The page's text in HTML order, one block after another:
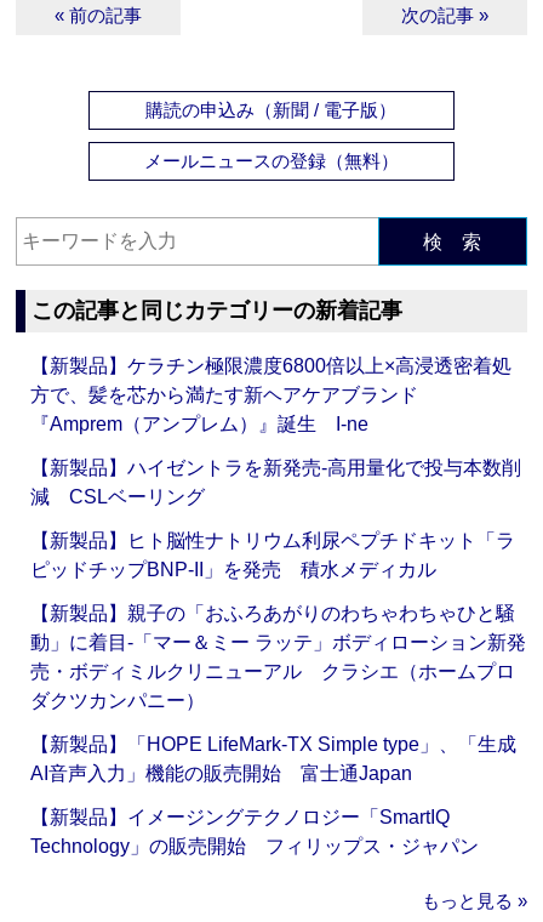
« 前の記事 次の記事 »
購読の申込み（新聞 / 電子版）
メールニュースの登録（無料）
検 索
この記事と同じカテゴリーの新着記事
【新製品】ケラチン極限濃度6800倍以上×高浸透密着処
方で、髪を芯から満たす新ヘアケアブランド
『Amprem（アンプレム）』誕生 I-ne
【新製品】ハイゼントラを新発売‐高用量化で投与本数削
減 CSLベーリング
【新製品】ヒト脳性ナトリウム利尿ペプチドキット「ラ
ピッドチップBNP-II」を発売 積水メディカル
【新製品】親子の「おふろあがりのわちゃわちゃひと騒
動」に着目‐「マー＆ミー ラッテ」ボディローション新発
売・ボディミルクリニューアル クラシエ（ホームプロ
ダクツカンパニー）
【新製品】「HOPE LifeMark-TX Simple type」、「生成
AI音声入力」機能の販売開始 富士通Japan
【新製品】イメージングテクノロジー「SmartIQ
Technology」の販売開始 フィリップス・ジャパン
もっと見る »